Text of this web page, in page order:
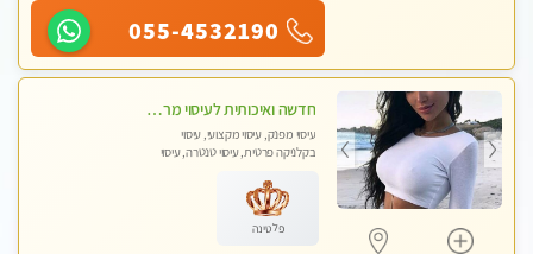
055-4532190
חדשה ואיכותית לעיסוי מרגיע ומפנק VIP-מומלץ לחלוטין! פרטי! ​​​​​​ Highly recommended
עיסוי מפנק, עיסוי מקצועי, עיסוי
בקלניקה פרטית, עיסוי טנטרה, עיסוי
פלטינה